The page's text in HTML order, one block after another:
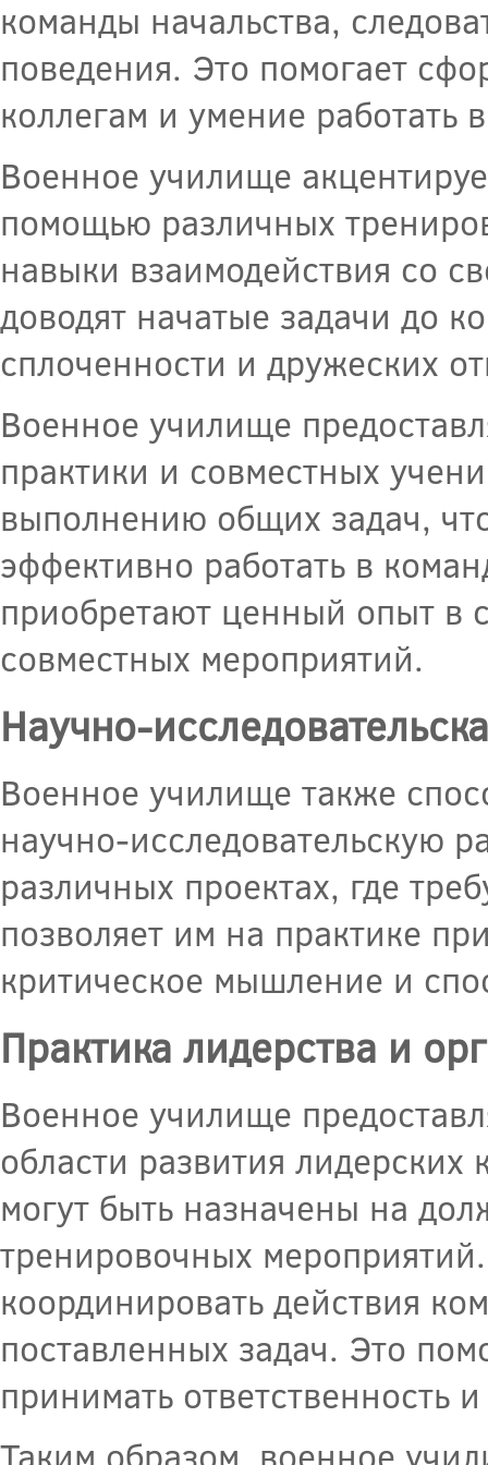
команды начальства,
поведения. Это помогает
коллегам и умение работать
Военное училище
помощью различных
навыки взаимодействия со
доводят начатые задачи до
сплоченности и дружеских
Военное училище
практики и совместных
выполнению общих задач,
эффективно работать в
приобретают ценный опыт в
совместных мероприятий.
Научно-
Военное училище также
научно-исследовательскую
различных проектах, где
позволяет им на практике
критическое мышление и
Практика лидерства и
Военное училище
области развития
могут быть назначены на
тренировочных
координировать действия
поставленных задач. Это
принимать ответственность